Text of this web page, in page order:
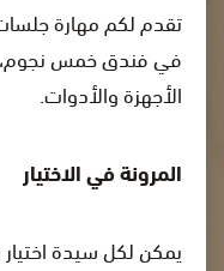
في فندق خمس نجوم،
الأجهزة والأدوات.
المرونة في الاختيار
يمكن لكل سيدة